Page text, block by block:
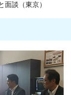
面談（東京）